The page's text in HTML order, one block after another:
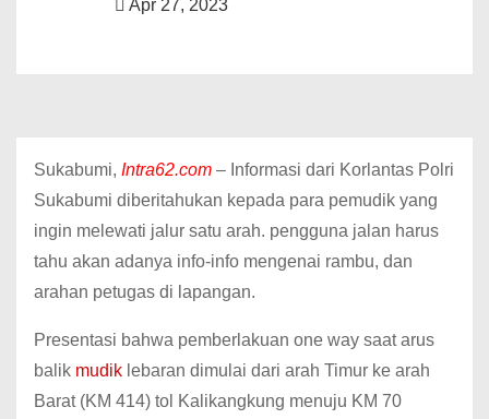
Apr 27, 2023
Sukabumi, Intra62.com – Informasi dari Korlantas Polri
Sukabumi diberitahukan kepada para pemudik yang
ingin melewati jalur satu arah. pengguna jalan harus
tahu akan adanya info-info mengenai rambu, dan
arahan petugas di lapangan.
Presentasi bahwa pemberlakuan one way saat arus
balik mudik lebaran dimulai dari arah Timur ke arah
Barat (KM 414) tol Kalikangkung menuju KM 70